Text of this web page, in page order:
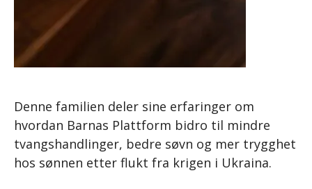
Denne familien deler sine erfaringer om
hvordan Barnas Plattform bidro til mindre
tvangshandlinger, bedre søvn og mer trygghet
hos sønnen etter flukt fra krigen i Ukraina.